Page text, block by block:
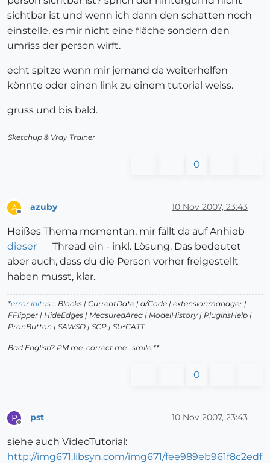
sichtbar ist und wenn ich dann den schatten noch
einstelle, es mir nicht eine fläche sondern den
umriss der person wirft.
echt spitze wenn mir jemand da weiterhelfen
könnte oder einen link zu einem tutorial weiss.
gruss und bis bald.
Sketchup & Vray Trainer
0
A azuby 10 Nov 2007, 23:43
Heißes Thema momentan, mir fällt da auf Anhieb
dieser
Thread ein - inkl. Lösung. Das bedeutet
aber auch, dass du die Person vorher freigestellt
haben musst, klar.
*error initus :: Blocks | CurrentDate | d/Code | extensionmanager |
FFlipper | HideEdges | MeasuredArea | ModelHistory | PluginsHelp |
PronButton | SAWSO | SCP | SU²CATT
Bad English? PM me, correct me. :smile:**
0
P pst 10 Nov 2007, 23:43
siehe auch VideoTutorial:
http://img671.libsyn.com/img671/fee989eb961f8c2edf